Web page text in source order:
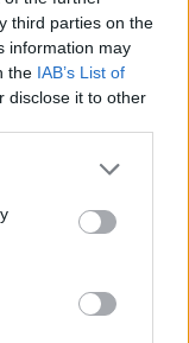
third parties on the
information may
the IAB’s List of
disclose it to other